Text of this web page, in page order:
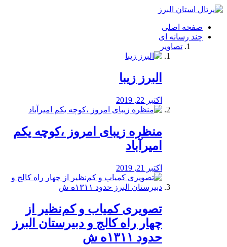
فصد
شرق
تهران
خشکشویی
صفحه اصلی
چند رسانه ای
تصاویر
البرز زیبا
اکتبر 22, 2019
منظره‌‌ زیبای امروز ،کوچه یکم
امیرآباد
اکتبر 21, 2019
️تصویری کمیاب و کم‌نظیر از
چهار راه كالج و دبيرستان البرز
حدود ۱۳۱۱ه ش